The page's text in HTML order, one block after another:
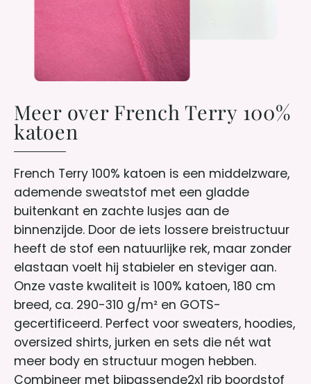
Meer over French Terry 100%
katoen
French Terry 100% katoen is een middelzware,
ademende sweatstof met een gladde
buitenkant en zachte lusjes aan de
binnenzijde. Door de iets lossere breistructuur
heeft de stof een natuurlijke rek, maar zonder
elastaan voelt hij stabieler en steviger aan.
Onze vaste kwaliteit is 100% katoen, 180 cm
breed, ca. 290-310 g/m² en GOTS-
gecertificeerd. Perfect voor sweaters, hoodies,
oversized shirts, jurken en sets die nét wat
meer body en structuur mogen hebben.
Combineer met bijpassende2x1 rib boordstof